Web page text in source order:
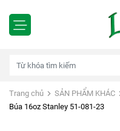
Trang chủ SẢN PHẨM KHÁC
Búa 16oz Stanley 51-081-23